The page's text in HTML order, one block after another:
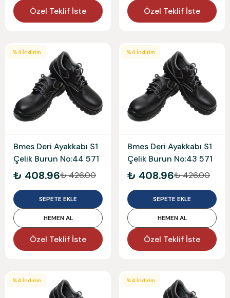
Özel Teklif İste Özel Teklif İste
%4 İndirim
Bmes Deri Ayakkabı S1
Çelik Burun No:44 571
₺ 408.96₺ 426.00
SEPETE EKLE
HEMEN AL
Özel Teklif İste
%4 İndirim
Bmes Deri Ayakkabı S1
Çelik Burun No:43 571
₺ 408.96₺ 426.00
SEPETE EKLE
HEMEN AL
Özel Teklif İste
%4 İndirim %4 İndirim